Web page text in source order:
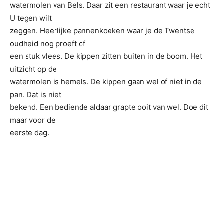
watermolen van Bels. Daar zit een restaurant waar je echt
U tegen wilt
zeggen. Heerlijke pannenkoeken waar je de Twentse
oudheid nog proeft of
een stuk vlees. De kippen zitten buiten in de boom. Het
uitzicht op de
watermolen is hemels. De kippen gaan wel of niet in de
pan. Dat is niet
bekend. Een bediende aldaar grapte ooit van wel. Doe dit
maar voor de
eerste dag.